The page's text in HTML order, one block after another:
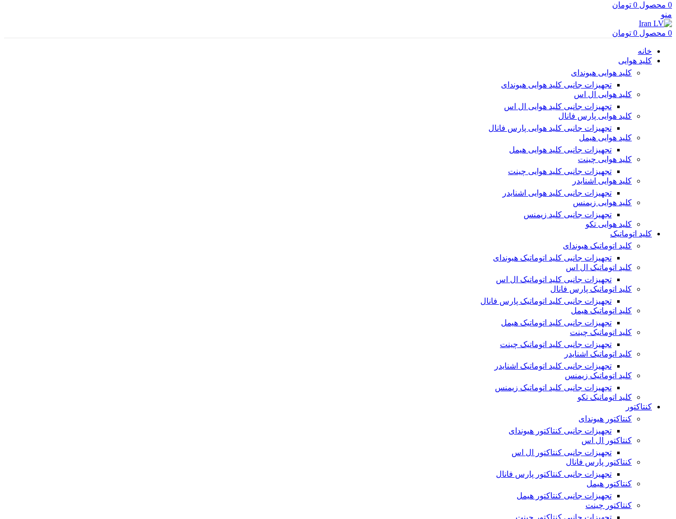
0 محصول 0 تومان
منو
0 محصول 0 تومان
خانه
کلید هوایی
کلید هوایی هیوندای
تجهیزات جانبی کلید هوایی هیوندای
کلید هوایی ال اس
تجهیزات جانبی کلید هوایی ال اس
کلید هوایی پارس فانال
تجهیزات جانبی کلید هوایی پارس فانال
کلید هوایی هیمل
تجهیزات جانبی کلید هوایی هیمل
کلید هوایی چینت
تجهیزات جانبی کلید هوایی چینت
کلید هوایی اشنایدر
تجهیزات جانبی کلید هوایی اشنایدر
کلید هوایی زیمنس
تجهیزات جانبی کلید زیمنس
کلید هوایی تکو
کلید اتوماتیک
کلید اتوماتیک هیوندای
تجهیزات جانبی کلید اتوماتیک هیوندای
کلید اتوماتیک ال اس
تجهیزات جانبی کلید اتوماتیک ال اس
کلید اتوماتیک پارس فانال
تجهیزات جانبی کلید اتوماتیک پارس فانال
کلید اتوماتیک هیمل
تجهیزات جانبی کلید اتوماتیک هیمل
کلید اتوماتیک چینت
تجهیزات جانبی کلید اتوماتیک چینت
کلید اتوماتیک اشنایدر
تجهیزات جانبی کلید اتوماتیک اشنایدر
کلید اتوماتیک زیمنس
تجهیزات جانبی کلید اتوماتیک زیمنس
کلید اتوماتیک تکو
کنتاکتور
کنتاکتور هیوندای
تجهیزات جانبی کنتاکتور هیوندای
کنتاکتور ال اس
تجهیزات جانبی کنتاکتور ال اس
کنتاکتور پارس فانال
تجهیزات جانبی کنتاکتور پارس فانال
کنتاکتور هیمل
تجهیزات جانبی کنتاکتور هیمل
کنتاکتور چینت
تجهیزات جانبی کنتاکتور چینت